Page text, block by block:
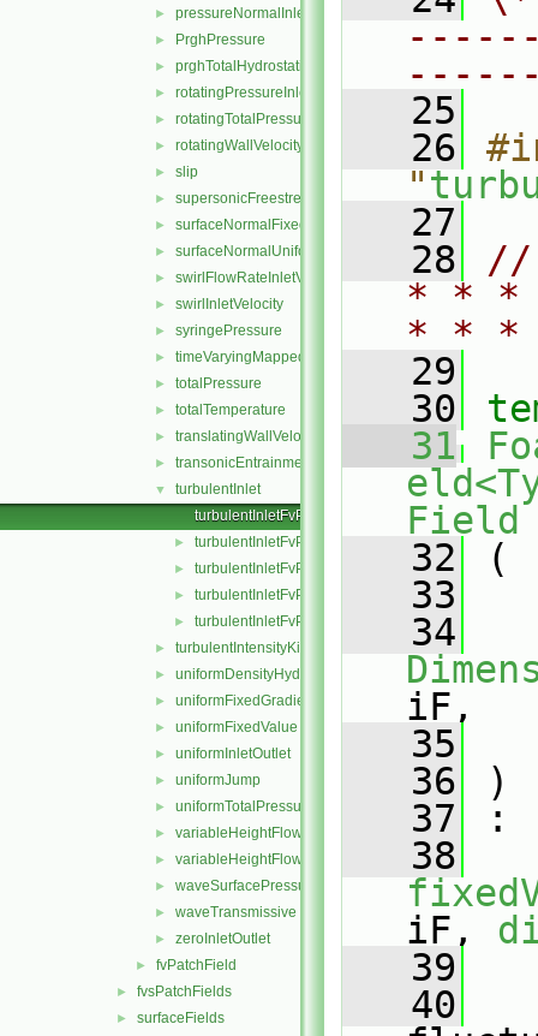
► pressureNormalInletOutletVelocity
► PrghPressure
► prghTotalHydrostaticPressure
► rotatingPressureInletOutletVelocity
► rotatingTotalPressure
► rotatingWallVelocity
► slip
► supersonicFreestream
► surfaceNormalFixedValue
► surfaceNormalUniformFixedValue
► swirlFlowRateInletVelocity
► swirlInletVelocity
► syringePressure
► timeVaryingMappedFixedValue
► totalPressure
► totalTemperature
► translatingWallVelocity
► transonicEntrainmentPressure
▼
turbulentInlet
turbulentInletFvPatchField.C
► turbulentInletFvPatchField.H
► turbulentInletFvPatchFields.C
► turbulentInletFvPatchFields.H
► turbulentInletFvPatchFieldsFwd.H
► turbulentIntensityKineticEnergyInlet
► uniformDensityHydrostaticPressure
► uniformFixedGradient
► uniformFixedValue
► uniformInletOutlet
► uniformJump
► uniformTotalPressure
► variableHeightFlowRate
► variableHeightFlowRateInletVelocity
► waveSurfacePressure
► waveTransmissive
► zeroInletOutlet
► fvPatchField
► fvsPatchFields
► surfaceFields
   25
   26
"
   27
   28
//
* * *
* *
   29
   30
   31
Field
   32
(
   33
   34
iF,
   35
   36
)
   37
:
   38
iF,
   39
   40